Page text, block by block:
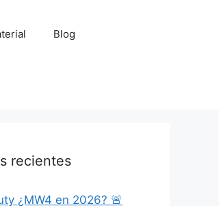
Blog
recientes
¿MW4 en 2026? 🚨